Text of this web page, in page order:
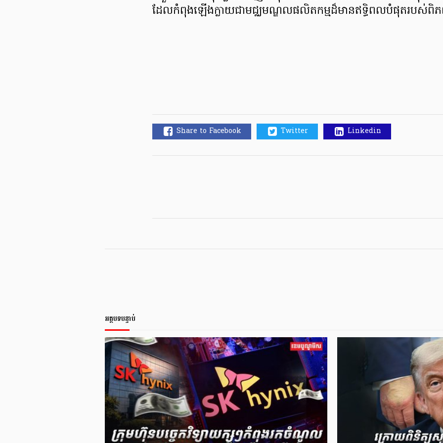
ដែលកំពុងឡើងក្លាយជាមជ្ឈមណ្ឌលផលិតកម្មដ៏មានឥទ្ធិពលបំផុតរបស់
Share to Facebook Twitter Linkedin
អត្ថបទបន្ទាប់